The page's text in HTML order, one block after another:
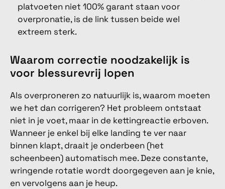
platvoeten niet 100% garant staan voor
overpronatie, is de link tussen beide wel
extreem sterk.
Waarom correctie noodzakelijk is
voor blessurevrij lopen
Als overproneren zo natuurlijk is, waarom moeten
we het dan corrigeren? Het probleem ontstaat
niet in je voet, maar in de kettingreactie erboven.
Wanneer je enkel bij elke landing te ver naar
binnen klapt, draait je onderbeen (het
scheenbeen) automatisch mee. Deze constante,
wringende rotatie wordt doorgegeven aan je knie,
en vervolgens aan je heup.